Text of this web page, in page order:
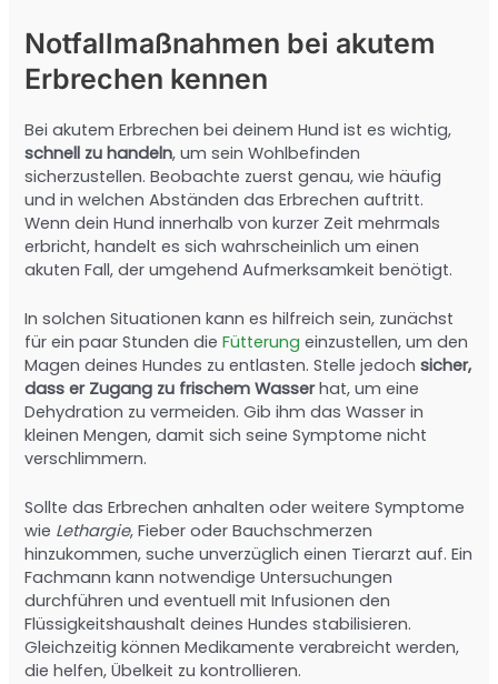
Notfallmaßnahmen bei akutem
Erbrechen kennen
Bei akutem Erbrechen bei deinem Hund ist es wichtig,
schnell zu handeln, um sein Wohlbefinden
sicherzustellen. Beobachte zuerst genau, wie häufig
und in welchen Abständen das Erbrechen auftritt.
Wenn dein Hund innerhalb von kurzer Zeit mehrmals
erbricht, handelt es sich wahrscheinlich um einen
akuten Fall, der umgehend Aufmerksamkeit benötigt.
In solchen Situationen kann es hilfreich sein, zunächst
für ein paar Stunden dieFütterung einzustellen, um den
Magen deines Hundes zu entlasten. Stelle jedochsicher,
dass er Zugang zu frischem Wasserhat, um eine
Dehydration zu vermeiden. Gib ihm das Wasser in
kleinen Mengen, damit sich seine Symptome nicht
verschlimmern.
Sollte das Erbrechen anhalten oder weitere Symptome
wie Lethargie, Fieber oder Bauchschmerzen
hinzukommen, suche unverzüglich einen Tierarzt auf. Ein
Fachmann kann notwendige Untersuchungen
durchführen und eventuell mit Infusionen den
Flüssigkeitshaushalt deines Hundes stabilisieren.
Gleichzeitig können Medikamente verabreicht werden,
die helfen, Übelkeit zu kontrollieren.